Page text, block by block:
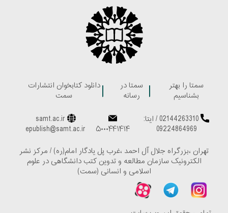
سمتا را بهتر
بشناسیم
سمتا در
رسانه
دانلود کتابخوان انتشارات
سمت
02144263310
/ایتا:
09224864969 ۵۰۰۰۴۴۱۴۱۴
samt.ac.ir
epublish@samt.ac.ir
تهران ،بزرگراه جلال آل احمد ،غرب پل یادگار امام(ره) / مرکز نشر
الکترونیک سازمان مطالعه و تدوین کتب دانشگاهی در علوم
اسلامی و انسانی (سمت)